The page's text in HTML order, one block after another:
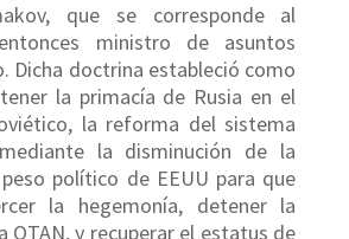
que se corresponde al
ministro de asuntos
Dicha doctrina estableció como
la primacía de Rusia en el
la reforma del sistema
la disminución de la
político de EEUU para que
la hegemonía, detener la
OTAN, y recuperar el estatus de